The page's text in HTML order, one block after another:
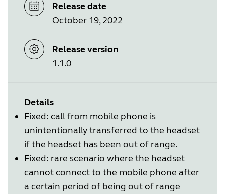
Release date
October 19, 2022
Release version
1.1.0
Details
Fixed: call from mobile phone is
unintentionally transferred to the headset
if the headset has been out of range.
Fixed: rare scenario where the headset
cannot connect to the mobile phone after
a certain period of being out of range